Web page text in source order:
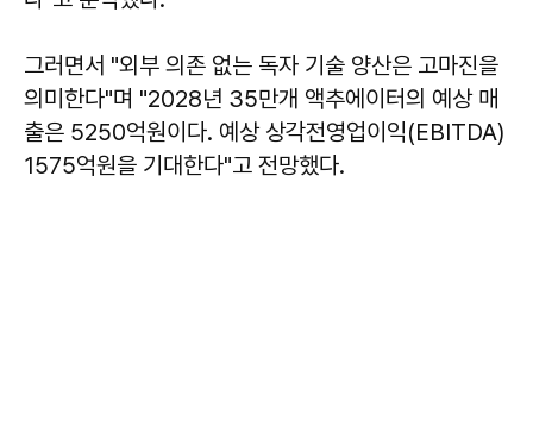
그러면서 "외부 의존 없는 독자 기술 양산은 고마진을
의미한다"며 "2028년 35만개 액추에이터의 예상 매
출은 5250억원이다. 예상 상각전영업이익(EBITDA)
1575억원을 기대한다"고 전망했다.